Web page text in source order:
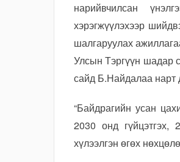
нарийвчилсан
хэрэгжүүлэхээр
шалгаруулах
Улсын Тэргүүн шадар
сайд Б.Найдалаа нарт
“Байдрагийн усан
2030 онд гүйцэтгэх,
хүлээлгэн өгөх